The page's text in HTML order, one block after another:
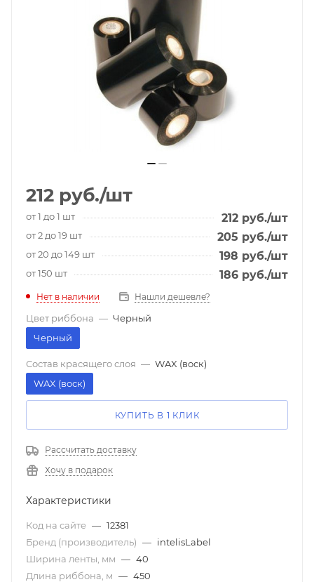
212 руб./шт
от 1 до 1 шт 212 руб./шт
от 2 до 19 шт 205 руб./шт
от 20 до 149 шт 198 руб./шт
от 150 шт 186 руб./шт
Нет в наличии Нашли дешевле?
Цвет риббона — Черный
Черный
Состав красящего слоя — WAX (воск)
WAX (воск)
КУПИТЬ В 1 КЛИК
Рассчитать доставку
Хочу в подарок
Характеристики
Код на сайте — 12381
Бренд (производитель) — intelisLabel
Ширина ленты, мм — 40
Длина риббона, м — 450